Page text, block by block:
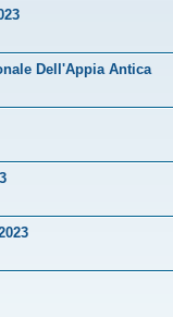
Dell'Appia Antica